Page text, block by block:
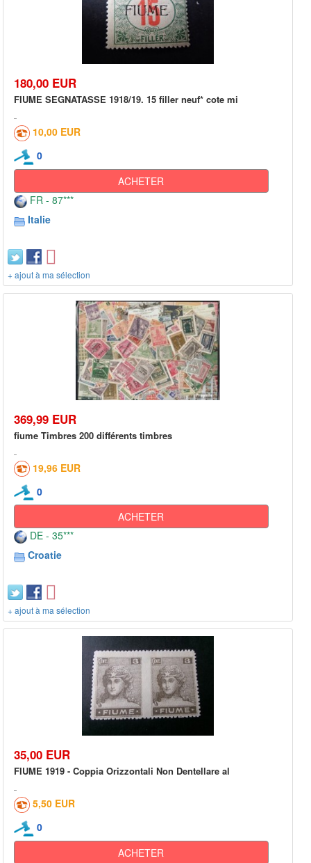
180,00 EUR
FIUME SEGNATASSE 1918/19. 15 filler neuf* cote mi
10,00 EUR
0
ACHETER
FR - 87***
Italie
+ ajout à ma sélection
369,99 EUR
fiume Timbres 200 différents timbres
19,96 EUR
0
ACHETER
DE - 35***
Croatie
+ ajout à ma sélection
35,00 EUR
FIUME 1919 - Coppia Orizzontali Non Dentellare al
5,50 EUR
0
ACHETER